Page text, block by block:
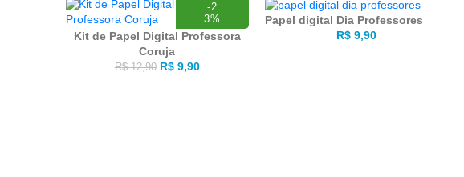
-2
3%
Kit de Papel Digital Professora
Coruja
R$12,90 R$9,90
Papel digital Dia Professores
R$9,90